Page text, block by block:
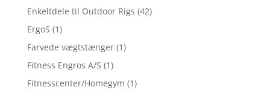
Enkeltdele til Outdoor Rigs (42)
ErgoS (1)
Farvede vægtstænger (1)
Fitness Engros A/S (1)
Fitnesscenter/Homegym (1)